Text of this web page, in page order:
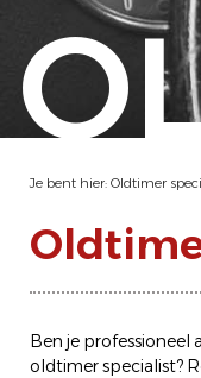
Je bent hier: Oldtimer
Ben je professioneel
oldtimer specialist?